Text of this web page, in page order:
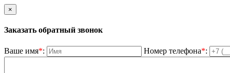
×
Заказать обратный звонок
Ваше имя*: Номер телефона*: